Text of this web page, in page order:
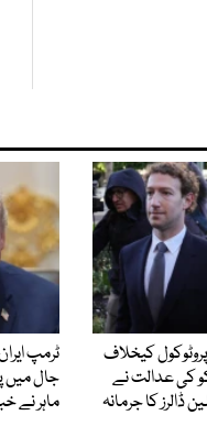
کیخلاف
کی عدالت نے
پر 567 ملین ڈالرز کا جرمانہ
ٹرمپ
جال میں
ماہر نے